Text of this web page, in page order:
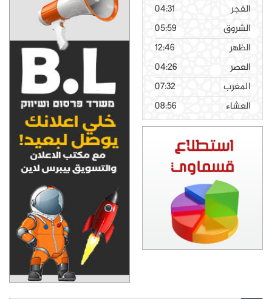
الفجر
04:31
الشروق
05:59
الظهر
12:46
العصر
04:26
المغرب
07:32
العشاء
08:56